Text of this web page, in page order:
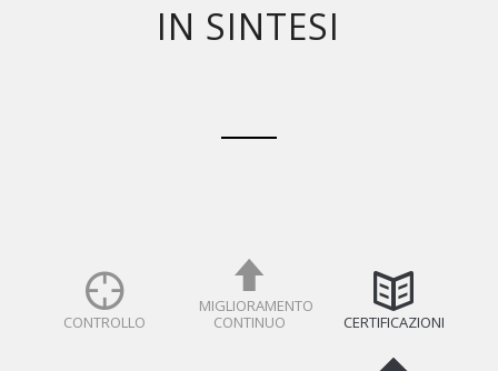
IN SINTESI
CONTROLLO
MIGLIORAMENTO
CONTINUO
CERTIFICAZIONI